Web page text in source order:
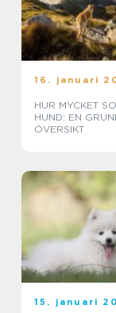
16. januari
HUR MYCKET
HUND: EN
ÖVERSIKT
15. januari